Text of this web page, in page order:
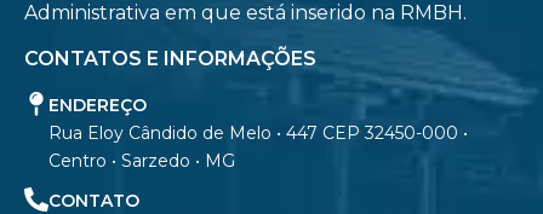
Administrativa em que está inserido na RMBH.
CONTATOS E INFORMAÇÕES
ENDEREÇO
Rua Eloy Cândido de Melo • 447 CEP 32450-000 •
Centro • Sarzedo • MG
CONTATO